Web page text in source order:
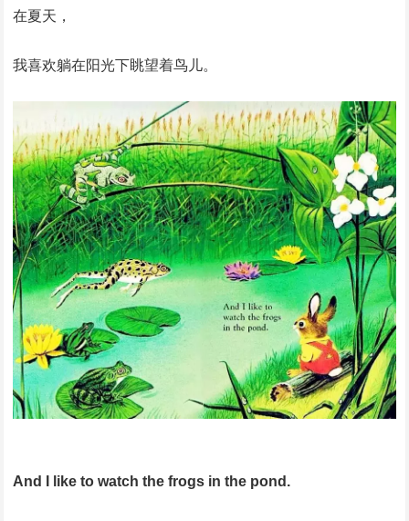
在夏天，
我喜欢躺在阳光下眺望着鸟儿。
And I like to watch the frogs in the pond.